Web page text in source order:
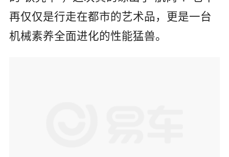
再仅仅是行走在都市的艺术品，更是一台
机械素养全面进化的性能猛兽。